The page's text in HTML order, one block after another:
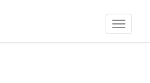
Zobrazit
navigaci